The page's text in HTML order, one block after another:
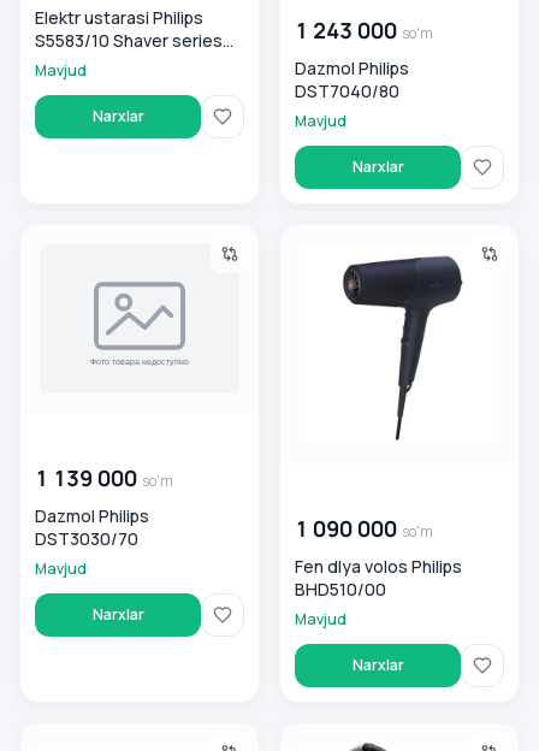
Elektr ustarasi Philips
S5583/10 Shaver series
5000
Mavjud
Narxlar
1 243 000 so'm
Dazmol Philips
DST7040/80
Mavjud
Narxlar
1 139 000 so'm
Dazmol Philips
DST3030/70
Mavjud
Narxlar
1 090 000 so'm
Fen dlya volos Philips
BHD510/00
Mavjud
Narxlar
Changyutgich Philips XB